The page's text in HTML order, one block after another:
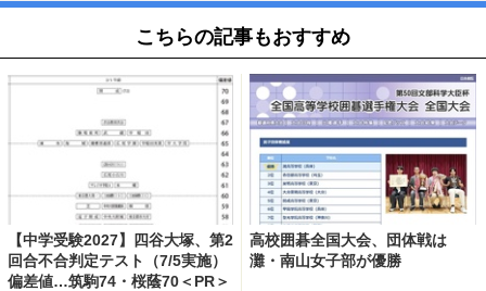
こちらの記事もおすすめ
【中学受験2027】四谷大塚、第2
回合不合判定テスト（7/5実施）
偏差値…筑駒74・桜蔭70＜PR＞
高校囲碁全国大会、団体戦は
灘・南山女子部が優勝